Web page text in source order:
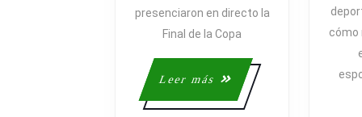
presenciaron en directo la
Final de la Copa
Leer más
Leer
más
cómo